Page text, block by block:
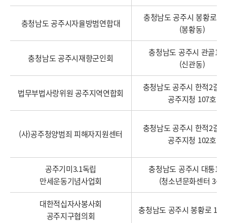
충청남도 공주시자율방범연합대
충청남도 공주시 봉황로
(봉황동)
충청남도 공주시재향군인회
충청남도 공주시 관골1
(신관동)
법무부법사랑위원 공주지역연합회
충청남도 공주시 한적2길
공주지청 107호
(사)공주청양범죄 피해자지원센터
충청남도 공주시 한적2길
공주지청 102호
공주기미3.1독립
만세운동기념사업회
충청남도 공주시 대통1
(청소년문화센터 3층)
대한적십자사봉사회
공주지구협의회
충청남도 공주시 봉황로